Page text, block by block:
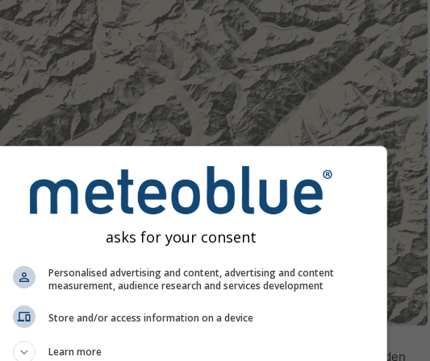
Moderat
7.96°O. Diese Animation zeigt das
für den
asks for your consent
Personalised advertising and content, advertising and content
measurement, audience research and services development
Store and/or access information on a device
Learn more